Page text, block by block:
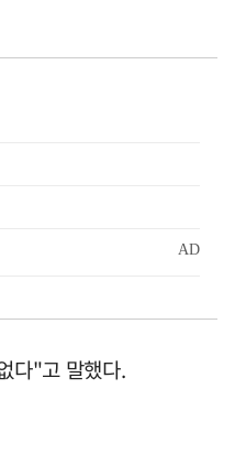
다"고 말했다.